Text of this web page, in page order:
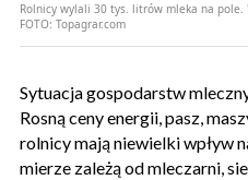
Rolnicy wylali 30 tys. litrów mleka na
FOTO: Topagrar.com
Sytuacja gospodarstw
Rosną ceny energii, pasz,
rolnicy mają niewielki wpływ
mierze zależą od mleczarni,